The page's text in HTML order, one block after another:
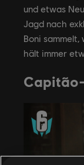
und etwas
Jagd nach
Boni
hält immer